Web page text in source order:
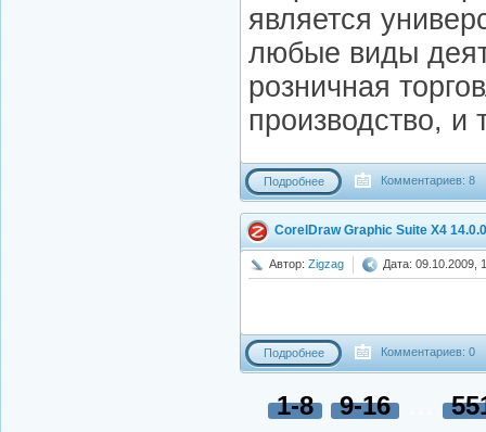
является
любые виды
розничная
производство, и
Подробнее Комментариев: 8
CorelDraw Graphic Suite X4
Автор: Zigzag Дата: 09.10.2009,
Подробнее Комментариев: 0
1-8 9-16